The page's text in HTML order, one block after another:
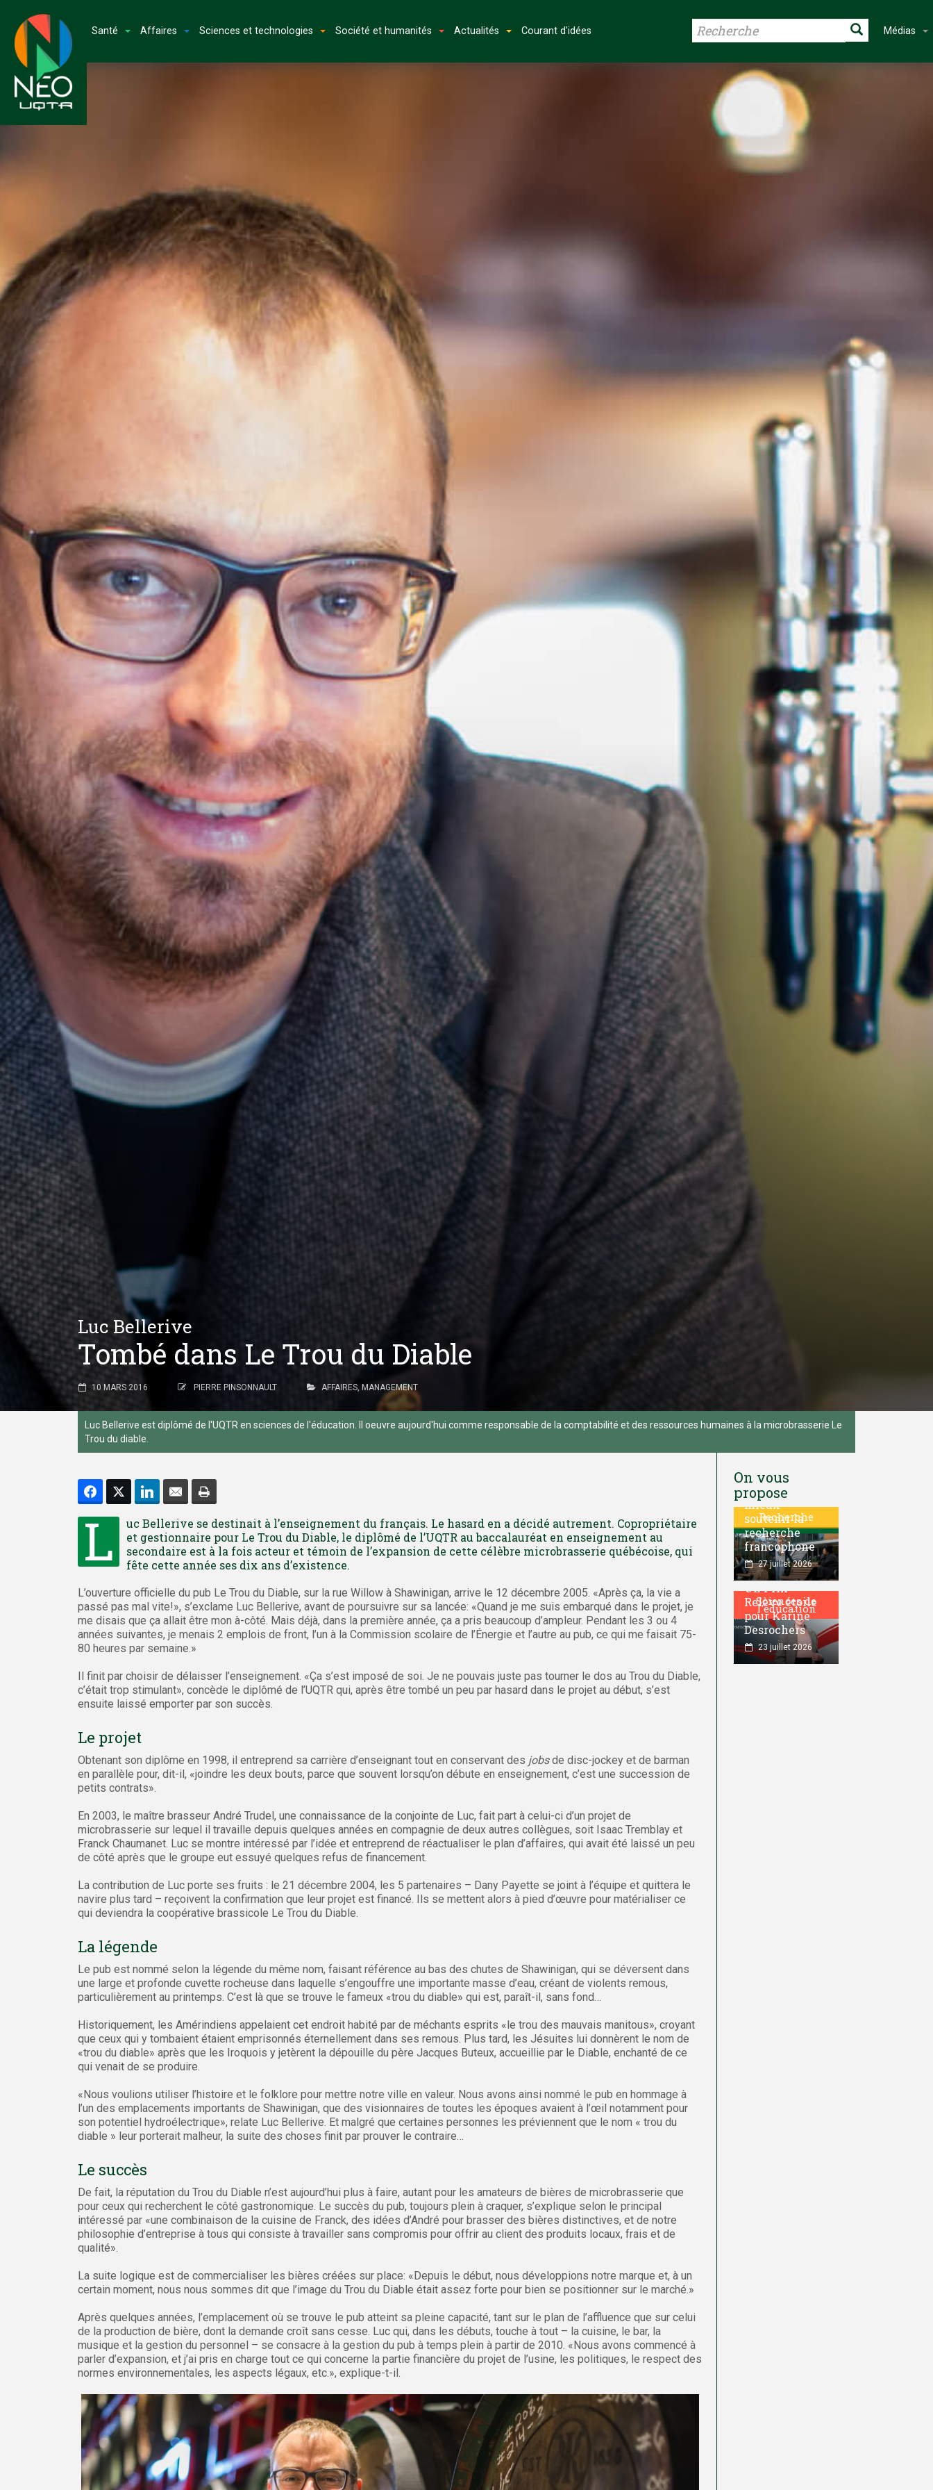
Santé Affaires Sciences et technologies Société et humanités Actualités Courant d'idées Médias
Luc Bellerive
Tombé dans Le Trou du Diable
10 MARS 2016 PIERRE PINSONNAULT AFFAIRES, MANAGEMENT
Luc Bellerive est diplômé de l'UQTR en sciences de l'éducation. Il oeuvre aujourd'hui comme responsable de la comptabilité et des ressources humaines à la microbrasserie Le
Trou du diable.
L
uc Bellerive se destinait à l’enseignement du français. Le hasard en a décidé autrement. Copropriétaire
et gestionnaire pour Le Trou du Diable, le diplômé de l’UQTR au baccalauréat en enseignement au
secondaire est à la fois acteur et témoin de l’expansion de cette célèbre microbrasserie québécoise, qui
fête cette année ses dix ans d’existence.
L’ouverture officielle du pub Le Trou du Diable, sur la rue Willow à Shawinigan, arrive le 12 décembre 2005. «Après ça, la vie a
passé pas mal vite!», s’exclame Luc Bellerive, avant de poursuivre sur sa lancée: «Quand je me suis embarqué dans le projet, je
me disais que ça allait être mon à-côté. Mais déjà, dans la première année, ça a pris beaucoup d’ampleur. Pendant les 3 ou 4
années suivantes, je menais 2 emplois de front, l’un à la Commission scolaire de l’Énergie et l’autre au pub, ce qui me faisait 75-
80 heures par semaine.»
Il finit par choisir de délaisser l’enseignement. «Ça s’est imposé de soi. Je ne pouvais juste pas tourner le dos au Trou du Diable,
c’était trop stimulant», concède le diplômé de l’UQTR qui, après être tombé un peu par hasard dans le projet au début, s’est
ensuite laissé emporter par son succès.
Le projet
Obtenant son diplôme en 1998, il entreprend sa carrière d’enseignant tout en conservant des jobsde disc-jockey et de barman
en parallèle pour, dit-il, «joindre les deux bouts, parce que souvent lorsqu’on débute en enseignement, c’est une succession de
petits contrats».
En 2003, le maître brasseur André Trudel, une connaissance de la conjointe de Luc, fait part à celui-ci d’un projet de
microbrasserie sur lequel il travaille depuis quelques années en compagnie de deux autres collègues, soit Isaac Tremblay et
Franck Chaumanet. Luc se montre intéressé par l’idée et entreprend de réactualiser le plan d’affaires, qui avait été laissé un peu
de côté après que le groupe eut essuyé quelques refus de financement.
La contribution de Luc porte ses fruits : le 21 décembre 2004, les 5 partenaires – Dany Payette se joint à l’équipe et quittera le
navire plus tard – reçoivent la confirmation que leur projet est financé. Ils se mettent alors à pied d’œuvre pour matérialiser ce
qui deviendra la coopérative brassicole Le Trou du Diable.
La légende
Le pub est nommé selon la légende du même nom, faisant référence au bas des chutes de Shawinigan, qui se déversent dans
une large et profonde cuvette rocheuse dans laquelle s’engouffre une importante masse d’eau, créant de violents remous,
particulièrement au printemps. C’est là que se trouve le fameux «trou du diable» qui est, paraît-il, sans fond…
Historiquement, les Amérindiens appelaient cet endroit habité par de méchants esprits «le trou des mauvais manitous», croyant
que ceux qui y tombaient étaient emprisonnés éternellement dans ses remous. Plus tard, les Jésuites lui donnèrent le nom de
«trou du diable» après que les Iroquois y jetèrent la dépouille du père Jacques Buteux, accueillie par le Diable, enchanté de ce
qui venait de se produire.
«Nous voulions utiliser l’histoire et le folklore pour mettre notre ville en valeur. Nous avons ainsi nommé le pub en hommage à
l’un des emplacements importants de Shawinigan, que des visionnaires de toutes les époques avaient à l’œil notamment pour
son potentiel hydroélectrique», relate Luc Bellerive. Et malgré que certaines personnes les préviennent que le nom « trou du
diable » leur porterait malheur, la suite des choses finit par prouver le contraire…
Le succès
De fait, la réputation du Trou du Diable n’est aujourd’hui plus à faire, autant pour les amateurs de bières de microbrasserie que
pour ceux qui recherchent le côté gastronomique. Le succès du pub, toujours plein à craquer, s’explique selon le principal
intéressé par «une combinaison de la cuisine de Franck, des idées d’André pour brasser des bières distinctives, et de notre
philosophie d’entreprise à tous qui consiste à travailler sans compromis pour offrir au client des produits locaux, frais et de
qualité».
La suite logique est de commercialiser les bières créées sur place: «Depuis le début, nous développions notre marque et, à un
certain moment, nous nous sommes dit que l’image du Trou du Diable était assez forte pour bien se positionner sur le marché.»
Après quelques années, l’emplacement où se trouve le pub atteint sa pleine capacité, tant sur le plan de l’affluence que sur celui
de la production de bière, dont la demande croît sans cesse. Luc qui, dans les débuts, touche à tout – la cuisine, le bar, la
musique et la gestion du personnel – se consacre à la gestion du pub à temps plein à partir de 2010. «Nous avons commencé à
parler d’expansion, et j’ai pris en charge tout ce qui concerne la partie financière du projet de l’usine, les politiques, le respect des
normes environnementales, les aspects légaux, etc.», explique-t-il.
On vous
propose
Recherche
L'UQTR presse
Ottawa de
mieux
soutenir la
recherche
francophone
27 juillet 2026
Sciences de
l'éducation
Un Prix
Relève étoile
pour Karine
Desrochers
23 juillet 2026